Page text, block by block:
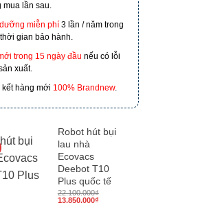
Hoàng Liên, TP Lào Cai
mua lần sau.
miễn phí3 lần / năm trong
gian bảo hành.
trong 15 ngày đầu nếu có lỗi
xuất.
kết hàng mới 100% Brandnew.
Robot hút bụi
lau nhà
Ecovacs
Deebot T10
Plus quốc tế
22.100.000₫
Giá
13.850.000₫Giá